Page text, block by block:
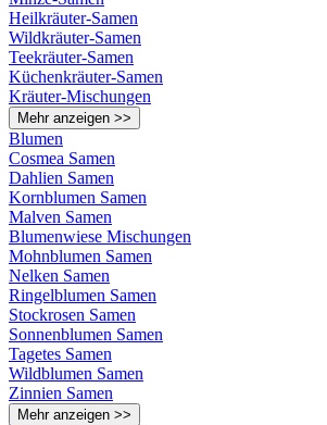
Heilkräuter-Samen
Wildkräuter-Samen
Teekräuter-Samen
Küchenkräuter-Samen
Kräuter-Mischungen
Mehr anzeigen >>
Blumen
Cosmea Samen
Dahlien Samen
Kornblumen Samen
Malven Samen
Blumenwiese Mischungen
Mohnblumen Samen
Nelken Samen
Ringelblumen Samen
Stockrosen Samen
Sonnenblumen Samen
Tagetes Samen
Wildblumen Samen
Zinnien Samen
Mehr anzeigen >>